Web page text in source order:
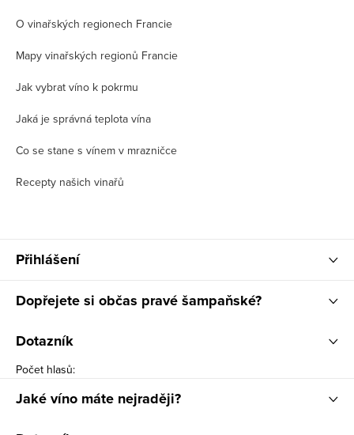
O vinařských regionech Francie
Mapy vinařských regionů Francie
Jak vybrat víno k pokrmu
Jaká je správná teplota vína
Co se stane s vínem v mrazničce
Recepty našich vinařů
Přihlášení
Dopřejete si občas pravé šampaňské?
Dotazník
Počet hlasů:
Jaké víno máte nejraději?